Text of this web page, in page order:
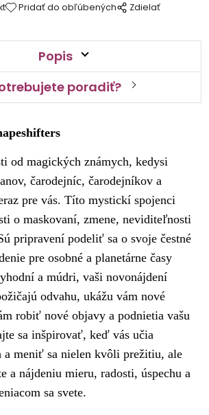
Pridať do obľúbených Zdielať
Popis
poradiť?
od magických známych, kedysi
čarodejníc, čarodejníkov a
pre vás. Títo mystickí spojenci
o maskovaní, zmene, neviditeľnosti
pripravení podeliť sa o svoje čestné
pre osobné a planetárne časy
a múdri, vaši novonájdení
odvahu, ukážu vám nové
robiť nové objavy a podnietia vašu
sa inšpirovať, keď vás učia
a meniť sa nielen kvôli prežitiu, ale
a nájdeniu mieru, radosti, úspechu a
sa svete.